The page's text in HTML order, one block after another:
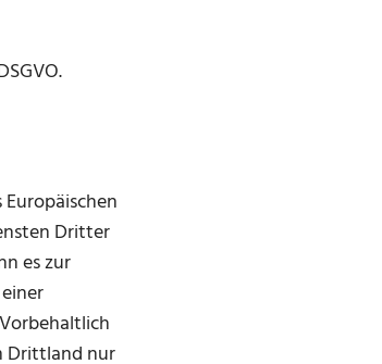
Dritter
es zur
Drittland nur